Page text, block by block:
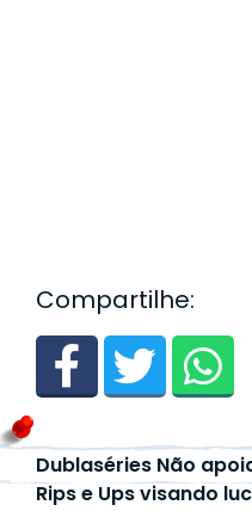
Compartilhe:
Dublaséries Não
Rips e Ups visando